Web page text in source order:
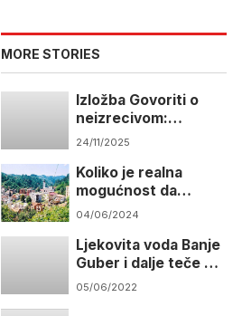
MORE STORIES
Izložba Govoriti o
neizrecivom:
Umjetnost nakon
24/11/2025
Koliko je realna
mogućnost da
Srebrenici bude
04/06/2024
Ljekovita voda Banje
Guber i dalje teče u
kanalizaciju
05/06/2022